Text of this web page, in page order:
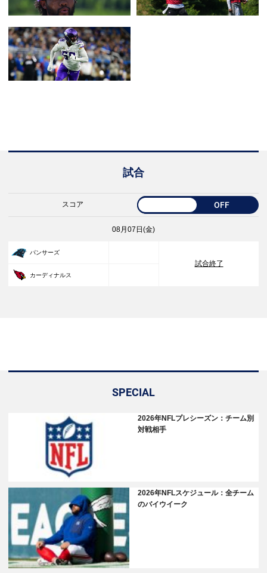
試合
スコア OFF
08月07日(金)
パンサーズ
試合終了
カーディナルス
SPECIAL
2026年NFLプレシーズン：チーム別
対戦相手
2026年NFLスケジュール：全チーム
のバイウイーク